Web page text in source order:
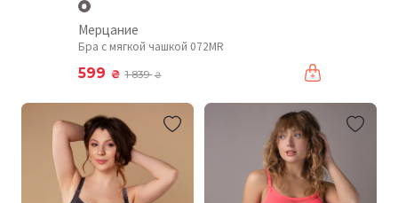
Мерцание
Бра с мягкой чашкой 072MR
599 ₴ 1 839₴